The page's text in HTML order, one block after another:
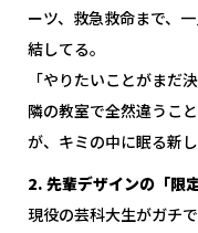
ーツ、救急救命まで、
結してる。
「やりたいことがまだ
隣の教室で全然違うこ
が、キミの中に眠る新
2. 先輩デザインの「限
現役の芸科大生がガチ